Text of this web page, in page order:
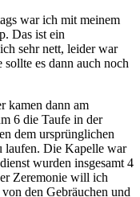
war ich mit meinem
Das ist ein
sehr nett, leider war
sollte es dann auch noch
kamen dann am
6 die Taufe in der
dem ursprünglichen
laufen. Die Kapelle war
wurden insgesamt 4
Zeremonie will ich
den Gebräuchen und